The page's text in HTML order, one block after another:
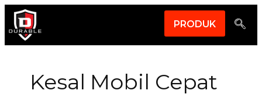
PRODUK
Kesal Mobil Cepat